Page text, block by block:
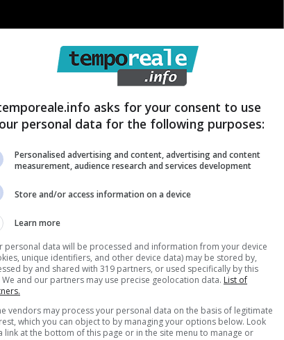
dopo aver perso un braccio e riportato
i segretari generali della Uil Lazio e di
dell’horror dove chi avrebbe dovuto prestare
davanti la sua abitazione
in una nota:” È una cosa assurda e
asks for your consent to use
personal data for the following purposes:
Personalised advertising and content, advertising and content
measurement, audience research and services development
Store and/or access information on a device
Learn more
personal data will be processed and information from your device
unique identifiers, and other device data) may be stored by,
by and shared with 319 partners, or used specifically by this
We and our partners may use precise geolocation data. List of
vendors may process your personal data on the basis of legitimate
which you can object to by managing your options below. Look
link at the bottom of this page or in the site menu to manage or